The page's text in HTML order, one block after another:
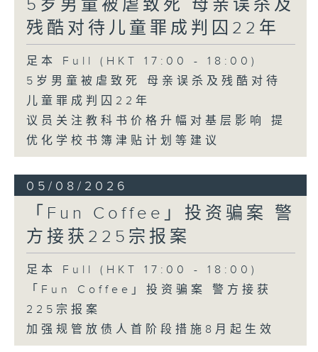
5岁男童被虐致死 母亲误杀及
残酷对待儿童罪成判囚22年
足本 Full (HKT 17:00 - 18:00)
5岁男童被虐致死 母亲误杀及残酷对待
儿童罪成判囚22年
议员关注教科书价格升幅对基层影响 提
优化学校书簿津贴计划等建议
05/08/2026
「Fun Coffee」投资骗案 警
方接获225宗报案
足本 Full (HKT 17:00 - 18:00)
「Fun Coffee」投资骗案 警方接获
225宗报案
加强规管放债人首阶段措施8月起生效